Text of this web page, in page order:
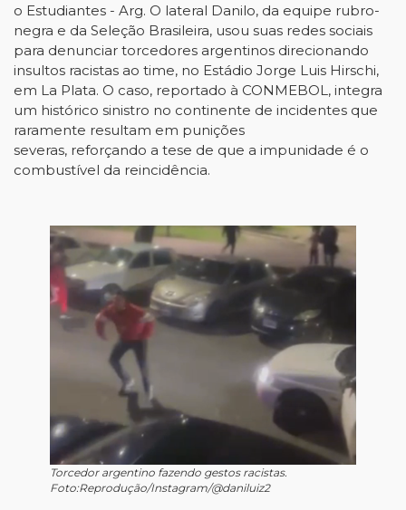
o Estudiantes - Arg. O lateral Danilo, da equipe rubro-
negra e da Seleção Brasileira, usou suas redes sociais
para denunciar torcedores argentinos direcionando
insultos racistas ao time, no Estádio Jorge Luis Hirschi,
em La Plata. O caso, reportado à CONMEBOL, integra
um histórico sinistro no continente de incidentes que
raramente resultam em punições
severas, reforçando a tese de que a impunidade é o
combustível da reincidência.
Torcedor argentino fazendo gestos racistas.
Foto:Reprodução/Instagram/@daniluiz2